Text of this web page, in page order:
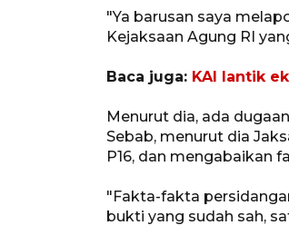
"Ya barusan saya
Kejaksaan Agung RI
Baca juga: KAI lantik
Menurut dia, ada
Sebab, menurut dia
P16, dan mengabaikan
"Fakta-fakta
bukti yang sudah sah,